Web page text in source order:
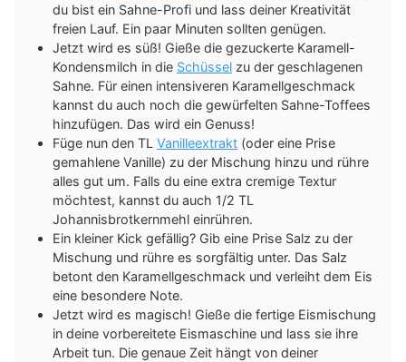
du bist ein Sahne-Profi und lass deiner Kreativität
freien Lauf. Ein paar Minuten sollten genügen.
Jetzt wird es süß! Gieße die gezuckerte Karamell-
Kondensmilch in die Schüssel zu der geschlagenen
Sahne. Für einen intensiveren Karamellgeschmack
kannst du auch noch die gewürfelten Sahne-Toffees
hinzufügen. Das wird ein Genuss!
Füge nun den TL Vanilleextrakt (oder eine Prise
gemahlene Vanille) zu der Mischung hinzu und rühre
alles gut um. Falls du eine extra cremige Textur
möchtest, kannst du auch 1/2 TL
Johannisbrotkernmehl einrühren.
Ein kleiner Kick gefällig? Gib eine Prise Salz zu der
Mischung und rühre es sorgfältig unter. Das Salz
betont den Karamellgeschmack und verleiht dem Eis
eine besondere Note.
Jetzt wird es magisch! Gieße die fertige Eismischung
in deine vorbereitete Eismaschine und lass sie ihre
Arbeit tun. Die genaue Zeit hängt von deiner